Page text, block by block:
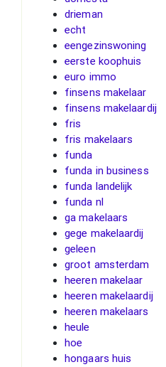
drieman
echt
eengezinswoning
eerste koophuis
euro immo
finsens makelaar
finsens makelaardij
fris
fris makelaars
funda
funda in business
funda landelijk
funda nl
ga makelaars
gege makelaardij
geleen
groot amsterdam
heeren makelaar
heeren makelaardij
heeren makelaars
heule
hoe
hongaars huis